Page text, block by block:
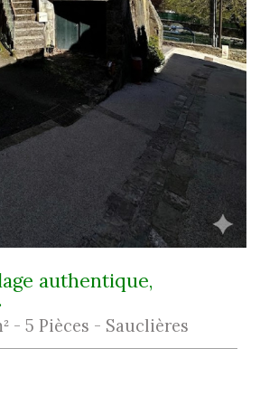
authentique,
- 5 Pièces - Sauclières